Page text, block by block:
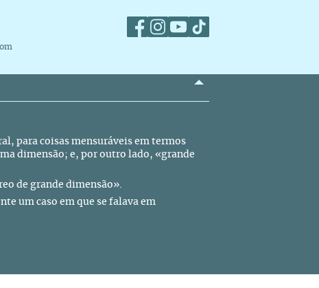
para coisas mensuráveis em termos
dimensão; e, por outro lado, «grande
de grande dimensão».
um caso em que se falava em